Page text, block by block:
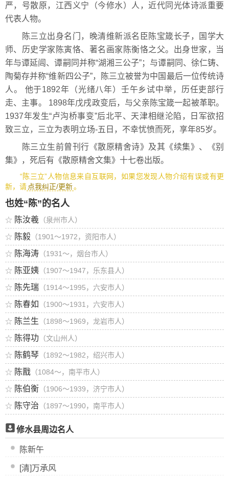
严，号散原，江西义宁（今修水）人，近代同光体诗派重要
代表人物。
陈三立出身名门，晚清维新派名臣陈宝箴长子，国学大
师、历史学家陈寅恪、著名画家陈衡恪之父。出身世家，当
年与谭延闿、谭嗣同并称“湖湘三公子”；与谭嗣同、徐仁铸、
陶菊存并称“维新四公子”，陈三立被誉为中国最后一位传统诗
人。 他于1892年（光绪八年）壬午乡试中举，历任吏部行
走、主事。 1898年戊戌政变后，与父亲陈宝箴一起被革职。
1937年发生“卢沟桥事变”后北平、天津相继沦陷，日军欲招
致三立，三立为表明立场-五日，不幸忧愤而死，享年85岁。
陈三立生前曾刊行《散原精舍诗》及其《续集》、《别
集》，死后有《散原精舍文集》十七卷出版。
“陈三立”人物信息来自互联网，如果您发现人物介绍有误或有更
新，请 点我纠正/更新。
也姓“陈”的名人
☆ 陈汝羲 （泉州市人）
☆ 陈毅 （1901～1972，资阳市人）
☆ 陈海涛 （1931～，烟台市人）
☆ 陈亚姨 （1907～1947，乐东县人）
☆ 陈先瑞 （1914～1995，六安市人）
☆ 陈春如 （1900～1931，六安市人）
☆ 陈兰生 （1898～1969，龙岩市人）
☆ 陈得功 （文山州人）
☆ 陈鹤琴 （1892～1982，绍兴市人）
☆ 陈戬 （1084～，南平市人）
☆ 陈伯衡 （1906～1939，济宁市人）
☆ 陈守治 （1897～1990，南平市人）
修水县周边名人
陈新午
[清]万承风